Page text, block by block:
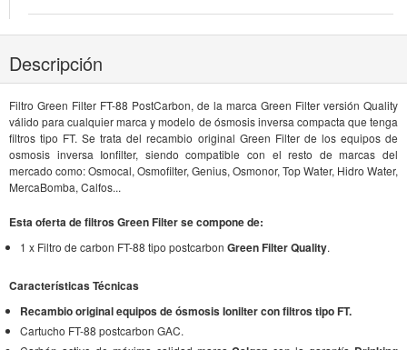
Descripción
Filtro Green Filter FT-88 PostCarbon, de la marca Green Filter versión Quality
válido para cualquier marca y modelo de ósmosis inversa compacta que tenga
filtros tipo FT. Se trata del recambio original Green Filter de los equipos de
osmosis inversa Ionfilter, siendo compatible con el resto de marcas del
mercado como: Osmocal, Osmofilter, Genius, Osmonor, Top Water, Hidro Water,
MercaBomba, Calfos...
Esta oferta de filtros Green Filter se compone de:
1 x Filtro de carbon FT-88 tipo postcarbon Green Filter Quality.
Características Técnicas
Recambio original equipos de ósmosis Ionilter con filtros tipo FT.
Cartucho FT-88 postcarbon GAC.